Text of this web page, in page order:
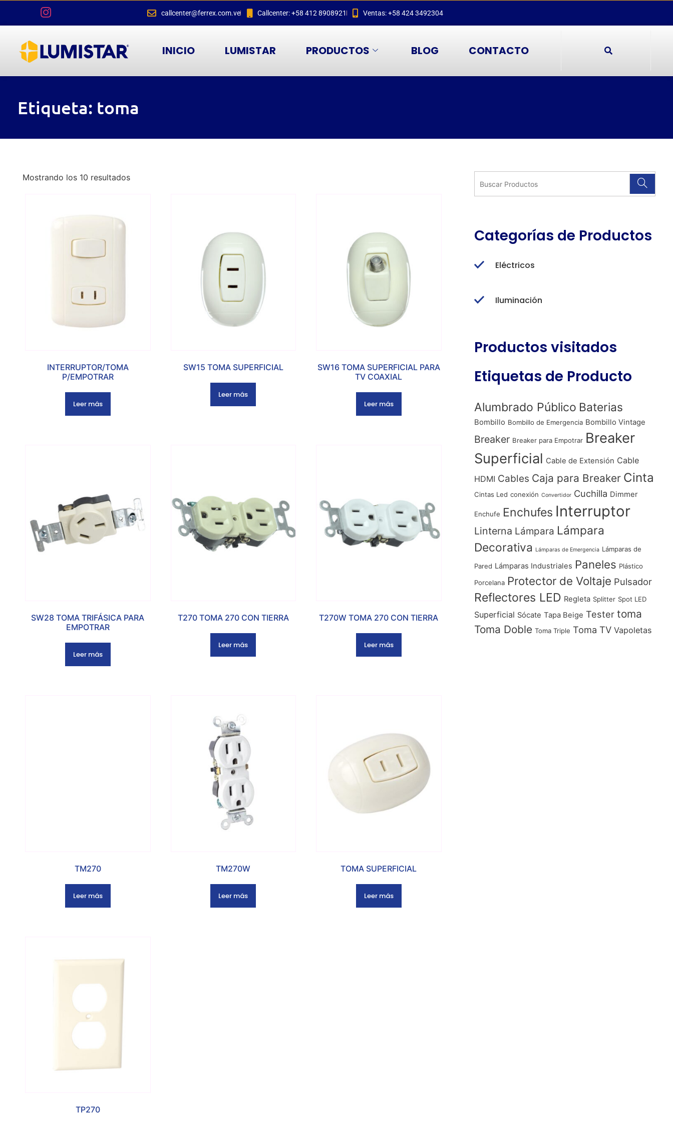
callcenter@ferrex.com.ve Callcenter: +58 412 8908921 Ventas: +58 424 3492304
INICIO LUMISTAR PRODUCTOS BLOG CONTACTO
Etiqueta: toma
Mostrando los 10 resultados
INTERRUPTOR/TOMA
P/EMPOTRAR
Leer más
SW15 TOMA SUPERFICIAL
Leer más
SW16 TOMA SUPERFICIAL PARA
TV COAXIAL
Leer más
SW28 TOMA TRIFÁSICA PARA
EMPOTRAR
Leer más
T270 TOMA 270 CON TIERRA
Leer más
T270W TOMA 270 CON TIERRA
Leer más
TM270
Leer más
TM270W
Leer más
TOMA SUPERFICIAL
Leer más
TP270
Categorías de Productos
Eléctricos
Iluminación
Productos visitados
Etiquetas de Producto
Alumbrado Público Baterias
Bombillo Bombillo de Emergencia Bombillo Vintage
Breaker Breaker para Empotrar Breaker
Superficial Cable de Extensión Cable
HDMI Cables Caja para Breaker Cinta
Cintas Led conexión Convertidor Cuchilla Dimmer
Enchufe Enchufes Interruptor
Linterna Lámpara Lámpara
Decorativa
Lámparas de Emergencia Lámparas de
Pared Lámparas Industriales Paneles Plástico
Porcelana Protector de Voltaje Pulsador
Reflectores LED Regleta Splitter Spot LED
Superficial Sócate Tapa Beige Tester toma
Toma Doble Toma Triple Toma TV Vapoletas